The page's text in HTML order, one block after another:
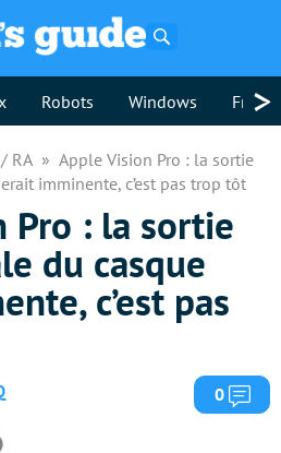
Robots Windows >
RA
Apple Vision Pro : la sortie
imminente, c’est pas trop tôt
Pro : la sortie
du casque
c’est pas
0